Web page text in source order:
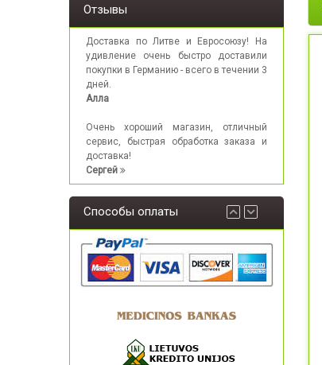
Отзывы
Доставка по Литве и Евросоюзу! На
удивление очень быстро доставили
покупки в Германию - всего в течении 3
дней.
Алла
Очень хороший магазин, отличный
сервис, быстрая обработка заказа и
доставка!
Сергей
Способы оплаты